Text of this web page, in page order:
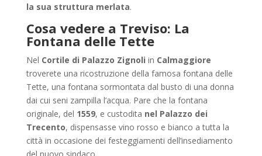
la sua struttura merlata.
Cosa vedere a Treviso: La
Fontana delle Tette
Nel Cortile di Palazzo Zignoli in Calmaggiore
troverete una ricostruzione della famosa fontana delle
Tette, una fontana sormontata dal busto di una donna
dai cui seni zampilla l’acqua. Pare che la fontana
originale, del 1559, e custodita nel Palazzo dei
Trecento, dispensasse vino rosso e bianco a tutta la
città in occasione dei festeggiamenti dell’insediamento